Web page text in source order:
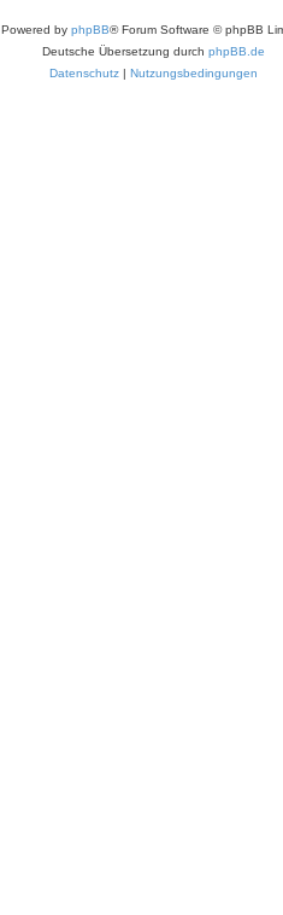
Powered by phpBB® Forum Software © phpBB
Deutsche Übersetzung durch phpBB.de
Datenschutz | Nutzungsbedingungen